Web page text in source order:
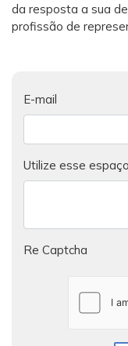
da resposta a sua
profissão de
E-mail
Utilize esse
Re Captcha